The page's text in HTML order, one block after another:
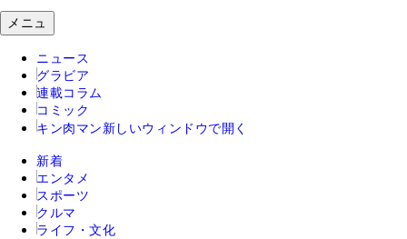
メニュ
ニュース
グラビア
連載コラム
コミック
キン肉マン 新しいウィンドウで開く
新着
エンタメ
スポーツ
クルマ
ライフ・文化